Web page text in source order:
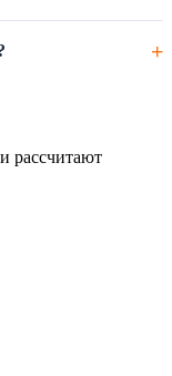
рассчитают